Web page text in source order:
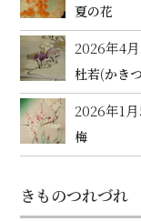
夏の花
2026年4
杜若(かき
2026年1
梅
きものつれづれ